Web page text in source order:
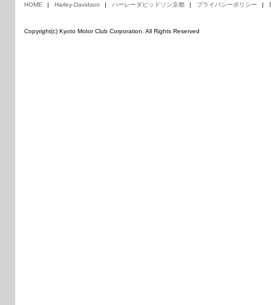
HOME Harley-Davidson ハーレーダビッドソン京都 プライバシーポリシー
Copyright(c) Kyoto Motor Club Corporation. All Rights Reserved